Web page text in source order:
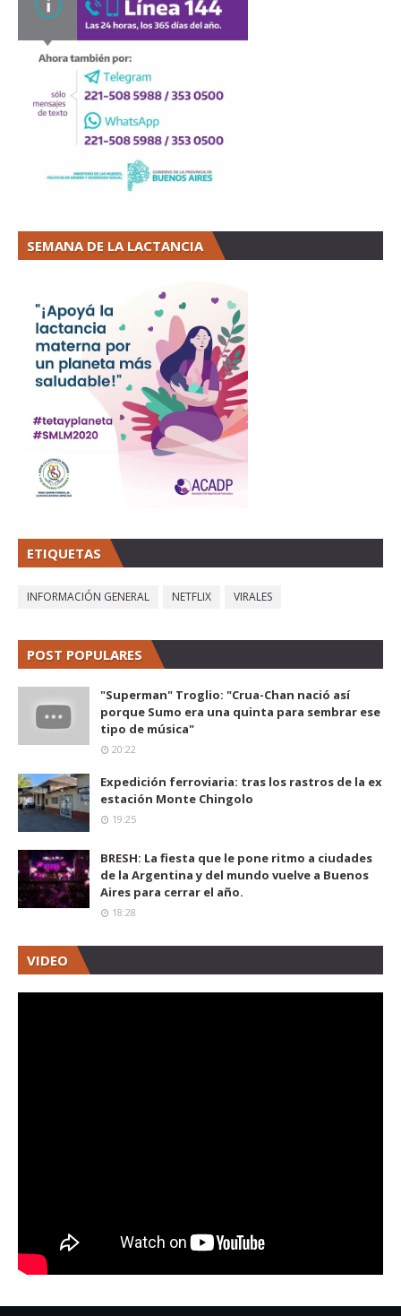
SEMANA DE LA LACTANCIA
ETIQUETAS
INFORMACIÓN GENERAL NETFLIX VIRALES
POST POPULARES
"Superman" Troglio: "Crua-Chan nació así
porque Sumo era una quinta para sembrar ese
tipo de música"
20:22
Expedición ferroviaria: tras los rastros de la ex
estación Monte Chingolo
19:25
BRESH: La fiesta que le pone ritmo a ciudades
de la Argentina y del mundo vuelve a Buenos
Aires para cerrar el año.
18:28
VIDEO